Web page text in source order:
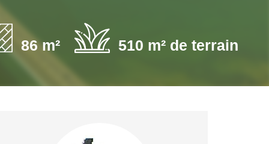
86 m² 510 m² de terrain